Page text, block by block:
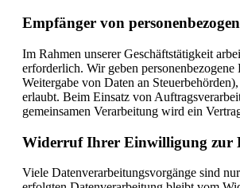
Empfänger von
Im Rahmen unserer Geschäftstätigkeit
erforderlich. Wir geben
Weitergabe von Daten an
erlaubt. Beim Einsatz von
gemeinsamen Verarbeitung wird ein
Widerruf Ihrer Einwilligung zur
Viele Datenverarbeitungsvorgänge sind